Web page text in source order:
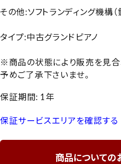
その他:ソフトランディング機構（
タイプ:中古グランドピアノ
※商品の状態により販売を見合
予めご了承下さいませ。
保証期間: 1年
保証サービスエリアを確認する
商品についての